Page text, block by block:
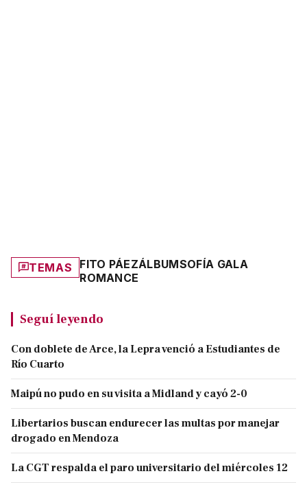
TEMAS FITO PÁEZÁLBUMSOFÍA GALA
ROMANCE
Seguí leyendo
Con doblete de Arce, la Lepra venció a Estudiantes de
Río Cuarto
Maipú no pudo en su visita a Midland y cayó 2-0
Libertarios buscan endurecer las multas por manejar
drogado en Mendoza
La CGT respalda el paro universitario del miércoles 12